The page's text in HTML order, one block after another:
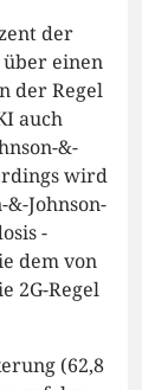
der
einen
der Regel
auch
&-
wird
Johnson-
-
dem von
2G-Regel
(62,8